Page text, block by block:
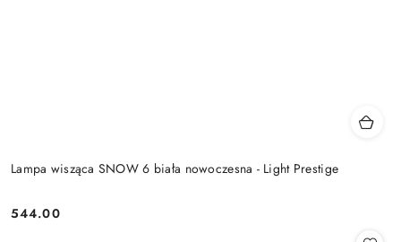
Lampa wisząca SNOW 6 biała nowoczesna - Light Prestige
Cena:
544.00